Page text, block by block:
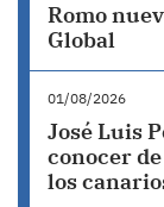
Romo
Global
01/08/2026
José Luis
conocer
los